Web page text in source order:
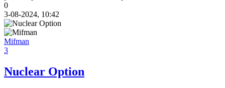
0
3-08-2024, 10:42
Mifman
3
Nuclear Option